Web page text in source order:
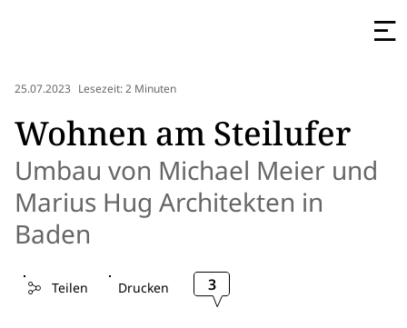
25.07.2023 Lesezeit: 2 Minuten
Wohnen am Steilufer
Umbau von Michael Meier und
Marius Hug Architekten in
Baden
Teilen Drucken 3